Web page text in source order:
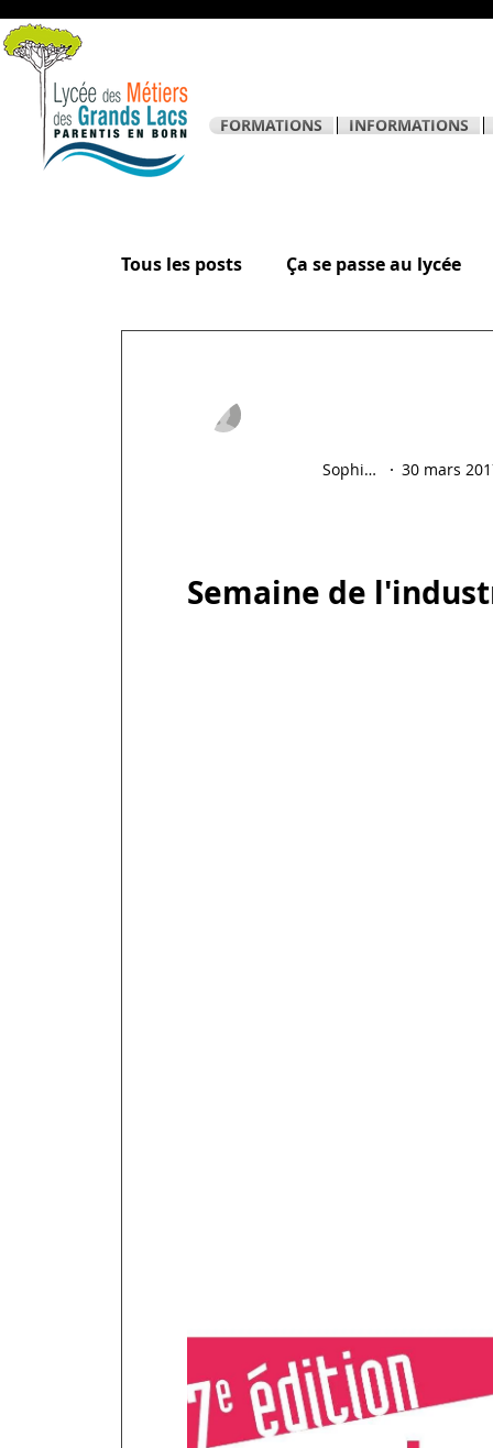
Tous les posts Ça se passe au lycée
Sophie Hostein 30 mars
Semaine de
FORMATIONS INFORMATIONS